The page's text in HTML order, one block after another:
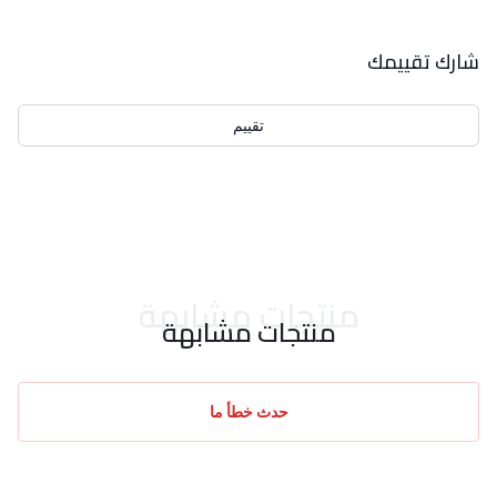
شارك تقييمك
تقييم
منتجات مشابهة
منتجات مشابهة
حدث خطأ ما